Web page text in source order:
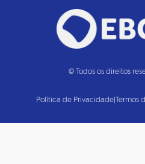
© Todos os direitos
Política de Privacidade|Termos